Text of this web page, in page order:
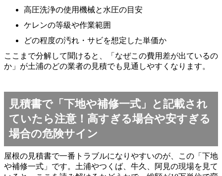
高圧洗浄の使用機械と水圧の目安
ケレンの等級や作業範囲
どの程度の汚れ・サビを想定した単価か
ここまで分解して聞けると、「なぜこの費用差が出ているの
か」が土浦のどの業者の見積でも見通しやすくなります。
見積書で「下地や補修一式」と記載され
ていたら注意！高すぎる場合や安すぎる
場合の危険サイン
屋根の見積書で一番トラブルになりやすいのが、この「下地
や補修一式」です。土浦やつくば、牛久、阿見の現場を見て